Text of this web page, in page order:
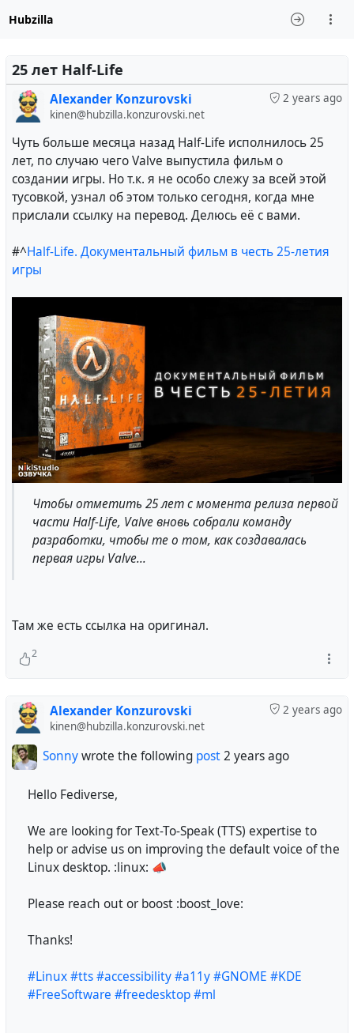
Hubzilla
25 лет Half-Life
2 years ago
Alexander Konzurovski
kinen@hubzilla.konzurovski.net
Чуть больше месяца назад Half-Life исполнилось 25
лет, по случаю чего Valve выпустила фильм о
создании игры. Но т.к. я не особо слежу за всей этой
тусовкой, узнал об этом только сегодня, когда мне
прислали ссылку на перевод. Делюсь её с вами.
#^Half-Life. Документальный фильм в честь 25-летия
игры
Чтобы отметить 25 лет с момента релиза первой
части Half-Life, Valve вновь собрали команду
разработки, чтобы те о том, как создавалась
первая игры Valve...
Там же есть ссылка на оригинал.
2
2 years ago
Alexander Konzurovski
kinen@hubzilla.konzurovski.net
Sonnywrote the following post2 years ago
Hello Fediverse,
We are looking for Text-To-Speak (TTS) expertise to
help or advise us on improving the default voice of the
Linux desktop. :linux: 📣
Please reach out or boost :boost_love:
Thanks!
#Linux#tts#accessibility#a11y#GNOME #KDE
#FreeSoftware #freedesktop#ml